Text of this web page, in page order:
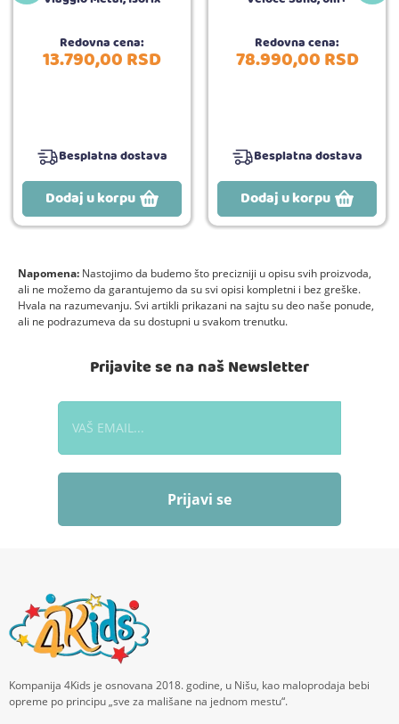
Redovna cena:
13.790,00RSD
Besplatna dostava
Dodaj u korpu
Redovna cena:
78.990,00RSD
Besplatna dostava
Dodaj u korpu
Napomena: Nastojimo da budemo što precizniji u opisu svih proizvoda,
ali ne možemo da garantujemo da su svi opisi kompletni i bez greške.
Hvala na razumevanju. Svi artikli prikazani na sajtu su deo naše ponude,
ali ne podrazumeva da su dostupni u svakom trenutku.
Prijavite se na naš Newsletter
Prijavi se
Kompanija 4Kids je osnovana 2018. godine, u Nišu, kao maloprodaja bebi
opreme po principu „sve za mališane na jednom mestu“.